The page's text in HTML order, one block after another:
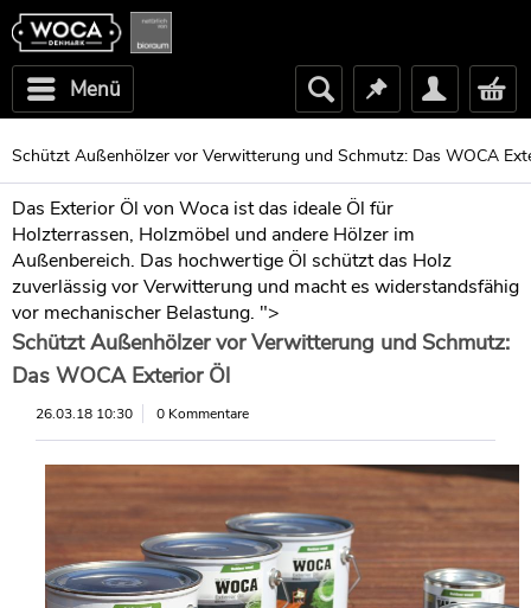
Menü
Schützt Außenhölzer vor Verwitterung und Schmutz: Das WOCA
Das Exterior Öl von Woca ist das ideale Öl für
Holzterrassen, Holzmöbel und andere Hölzer im
Außenbereich. Das hochwertige Öl schützt das Holz
zuverlässig vor Verwitterung und macht es widerstandsfähig
vor mechanischer Belastung. ">
Schützt Außenhölzer vor Verwitterung und Schmutz:
Das WOCA Exterior Öl
26.03.18 10:30 0 Kommentare